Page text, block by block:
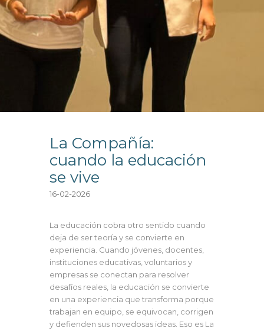
La Compañía:
cuando la educación
se vive
16-02-2026
La educación cobra otro sentido cuando
deja de ser teoría y se convierte en
experiencia. Cuando jóvenes, docentes,
instituciones educativas, voluntarios y
empresas se conectan para resolver
desafíos reales, la educación se convierte
en una experiencia que transforma porque
trabajan en equipo, se equivocan, corrigen
y defienden sus novedosas ideas. Eso es La